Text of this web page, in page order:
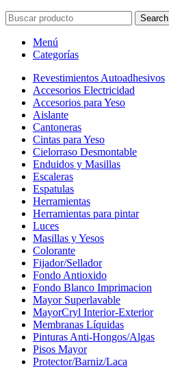
Search
Menú
Categorías
Revestimientos Autoadhesivos
Accesorios Electricidad
Accesorios para Yeso
Aislante
Cantoneras
Cintas para Yeso
Cielorraso Desmontable
Enduidos y Masillas
Escaleras
Espatulas
Herramientas
Herramientas para pintar
Luces
Masillas y Yesos
Colorante
Fijador/Sellador
Fondo Antioxido
Fondo Blanco Imprimacion
Mayor Superlavable
MayorCryl Interior-Exterior
Membranas Líquidas
Pinturas Anti-Hongos/Algas
Pisos Mayor
Protector/Barniz/Laca